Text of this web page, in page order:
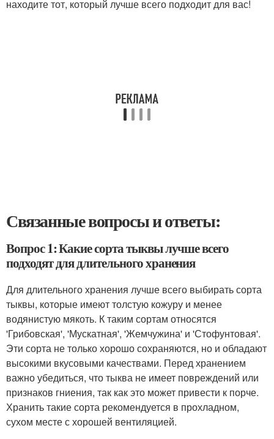
находите тот, который лучше всего подходит для вас!
Связанные вопросы и ответы:
Вопрос 1: Какие сорта тыквы лучше всего
подходят для длительного хранения
Для длительного хранения лучше всего выбирать сорта
тыквы, которые имеют толстую кожуру и менее
водянистую мякоть. К таким сортам относятся
'Грибовская', 'Мускатная', 'Жемчужина' и 'Стофунтовая'.
Эти сорта не только хорошо сохраняются, но и обладают
высокими вкусовыми качествами. Перед хранением
важно убедиться, что тыква не имеет повреждений или
признаков гниения, так как это может привести к порче.
Хранить такие сорта рекомендуется в прохладном,
сухом месте с хорошей вентиляцией.